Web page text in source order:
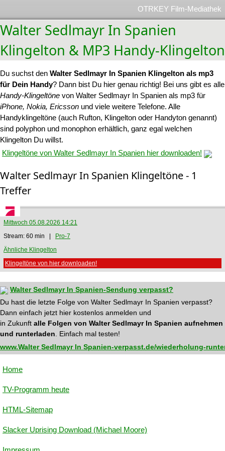
OTRKEY Film-Mediathek
Walter Sedlmayr In Spanien
Klingelton & MP3 Handy-Klingelton
Du suchst den Walter Sedlmayr In Spanien Klingelton als mp3
für Dein Handy? Dann bist Du hier genau richtig! Bei uns gibt es alle
Handy-Klingeltöne von Walter Sedlmayr In Spanien als mp3 für
iPhone, Nokia, Ericsson und viele weitere Telefone. Alle
Handyklingeltöne (auch Rufton, Klingelton oder Handyton genannt)
sind polyphon und monophon erhältlich, ganz egal welchen
Klingelton Du willst.
Klingeltöne von Walter Sedlmayr In Spanien hier downloaden!
Walter Sedlmayr In Spanien Klingeltöne - 1
Treffer
Mittwoch 05.08.2026 14:21
Stream: 60 min |
Pro-7
Ähnliche Klingelton
Klingeltöne von hier downloaden!
Walter Sedlmayr In Spanien-Sendung verpasst?
Du hast die letzte Folge von Walter Sedlmayr In Spanien verpasst?
Dann einfach jetzt hier kostenlos anmelden und
in Zukunft alle Folgen von Walter Sedlmayr In Spanien aufnehmen
und runterladen . Einfach mal testen!
www.Walter Sedlmayr In Spanien-verpasst.de/wiederholung-
Home
TV-Programm heute
HTML-Sitemap
Slacker Uprising Download (Michael Moore)